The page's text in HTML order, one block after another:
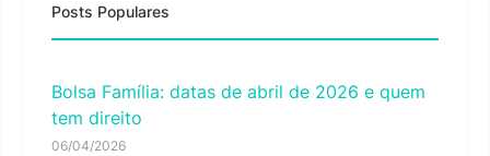
Posts Populares
Bolsa Família: datas de abril de 2026 e quem
tem direito
06/04/2026